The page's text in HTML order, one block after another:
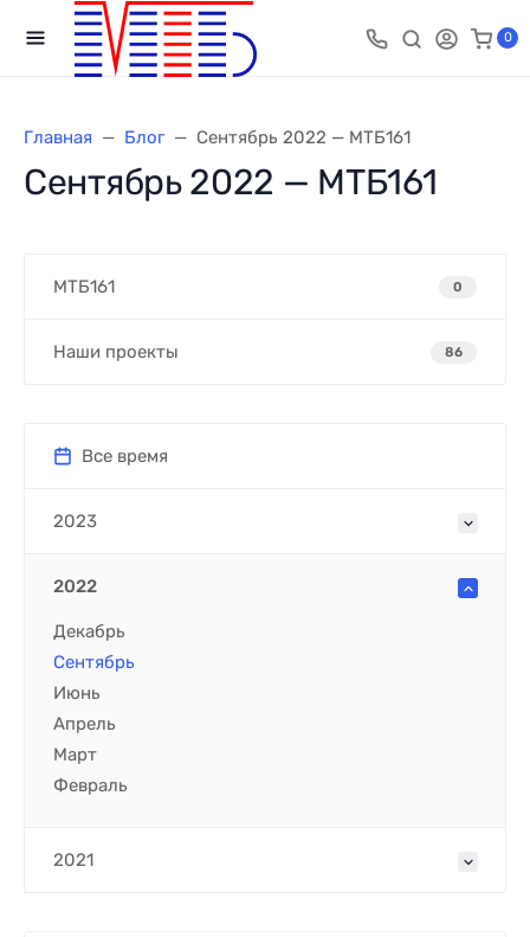
0
Главная Блог Сентябрь 2022 — МТБ161
Сентябрь 2022 — МТБ161
МТБ161 0
Наши проекты 86
Все время
2023
2022
Декабрь
Сентябрь
Июнь
Апрель
Март
Февраль
2021